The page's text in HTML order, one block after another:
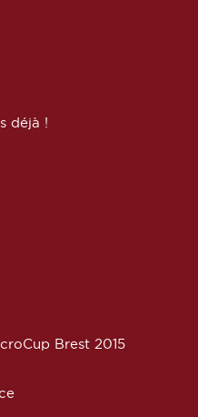
déjà !
Brest 2015